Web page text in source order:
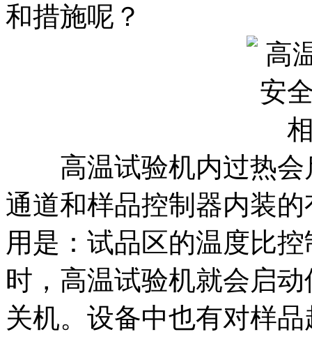
和措施呢？
高温试验机内过热会
通道和样品控制器内装
用是：试品区的温度比
时，高温试验机就会启
关机。设备中也有对样